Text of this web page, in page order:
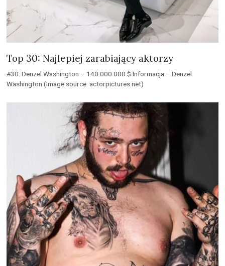
Top 30: Najlepiej zarabiający aktorzy
#30: Denzel Washington – 140.000.000 $ Informacja – Denzel
Washington (Image source: actorpictures.net)